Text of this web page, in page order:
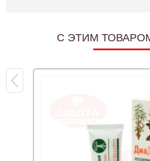
C ЭТИМ